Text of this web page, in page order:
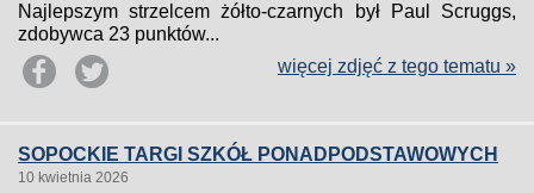
Najlepszym strzelcem żółto-czarnych był Paul Scruggs,
zdobywca 23 punktów...
więcej zdjęć z tego tematu »
SOPOCKIE TARGI SZKÓŁ PONADPODSTAWOWYCH
10 kwietnia 2026